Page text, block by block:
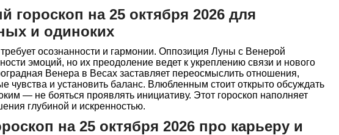
гороскоп на 25 октября 2026 для
и одиноких
осознанности и гармонии. Оппозиция Луны с Венерой
эмоций, но их преодоление ведет к укреплению связи и нового
Венера в Весах заставляет переосмыслить отношения,
чувства и установить баланс. Влюбленным стоит открыто обсуждать
— не бояться проявлять инициативу. Этот гороскоп наполняет
глубиной и искренностью.
на 25 октября 2026 про карьеру и